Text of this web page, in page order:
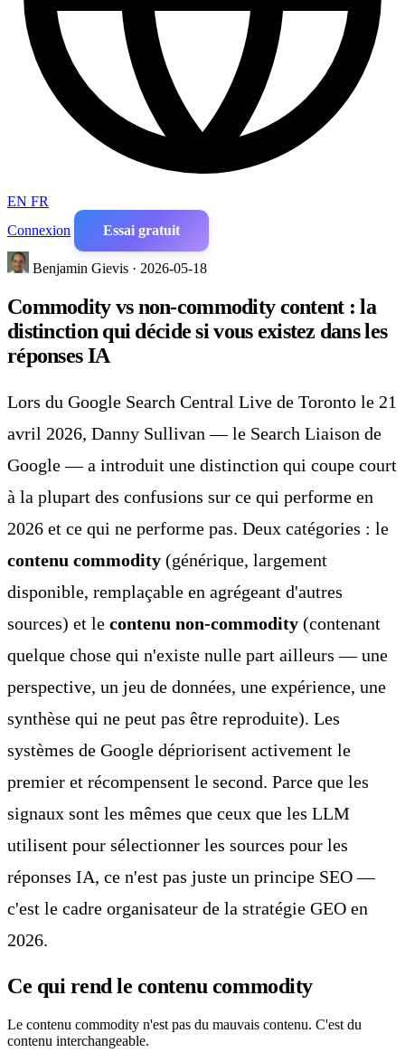
EN FR
Connexion
Essai gratuit
Benjamin Gievis · 2026-05-18
Commodity vs non-commodity content : la
distinction qui décide si vous existez dans les
réponses IA
Lors du Google Search Central Live de Toronto le 21
avril 2026, Danny Sullivan — le Search Liaison de
Google — a introduit une distinction qui coupe court
à la plupart des confusions sur ce qui performe en
2026 et ce qui ne performe pas. Deux catégories : le
contenu commodity (générique, largement
disponible, remplaçable en agrégeant d'autres
sources) et le contenu non-commodity (contenant
quelque chose qui n'existe nulle part ailleurs — une
perspective, un jeu de données, une expérience, une
synthèse qui ne peut pas être reproduite). Les
systèmes de Google dépriorisent activement le
premier et récompensent le second. Parce que les
signaux sont les mêmes que ceux que les LLM
utilisent pour sélectionner les sources pour les
réponses IA, ce n'est pas juste un principe SEO —
c'est le cadre organisateur de la stratégie GEO en
2026.
Ce qui rend le contenu commodity
Le contenu commodity n'est pas du mauvais contenu. C'est du
contenu interchangeable.